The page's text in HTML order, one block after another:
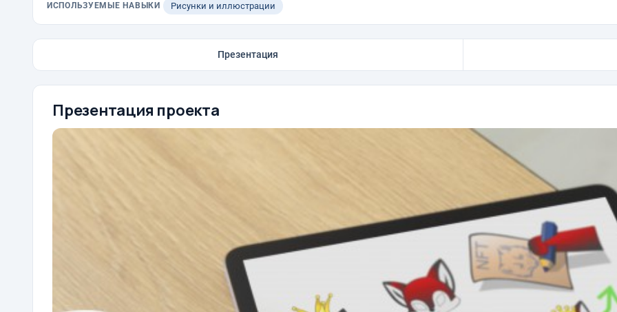
ИСПОЛЬЗУЕМЫЕ НАВЫКИ Рисунки и иллюстрации
Презентация
Презентация проекта